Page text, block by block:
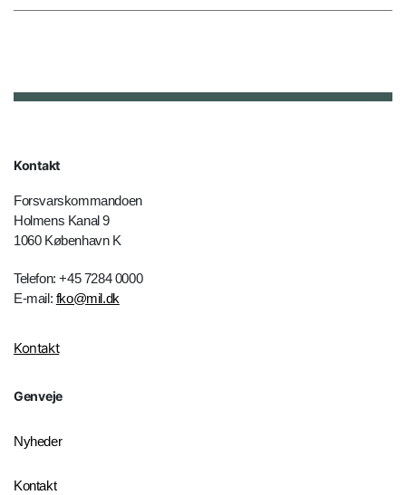
Kontakt
Forsvarskommandoen
Holmens Kanal 9
1060 København K
Telefon: +45 7284 0000
E-mail: fko@mil.dk
Kontakt
Genveje
Nyheder
Kontakt